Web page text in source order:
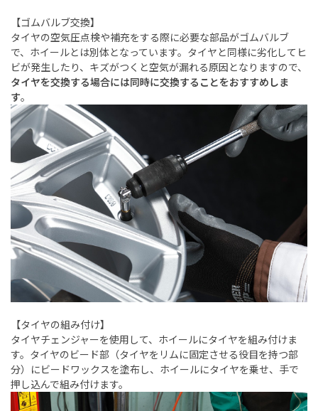
【ゴムバルブ交換】
タイヤの空気圧点検や補充をする際に必要な部品がゴムバルブ
で、ホイールとは別体となっています。タイヤと同様に劣化してヒ
ビが発生したり、キズがつくと空気が漏れる原因となりますので、
タイヤを交換する場合には同時に交換することをおすすめしま
す。
【タイヤの組み付け】
タイヤチェンジャーを使用して、ホイールにタイヤを組み付けま
す。タイヤのビード部（タイヤをリムに固定させる役目を持つ部
分）にビードワックスを塗布し、ホイールにタイヤを乗せ、手で
押し込んで組み付けます。